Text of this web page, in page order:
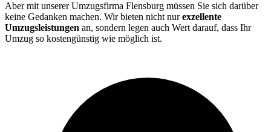
Aber mit unserer Umzugsfirma Flensburg müssen Sie sich darüber
keine Gedanken machen. Wir bieten nicht nurexzellente
Umzugsleistungen an, sondern legen auch Wert darauf, dass Ihr
Umzug so kostengünstig wie möglich ist.